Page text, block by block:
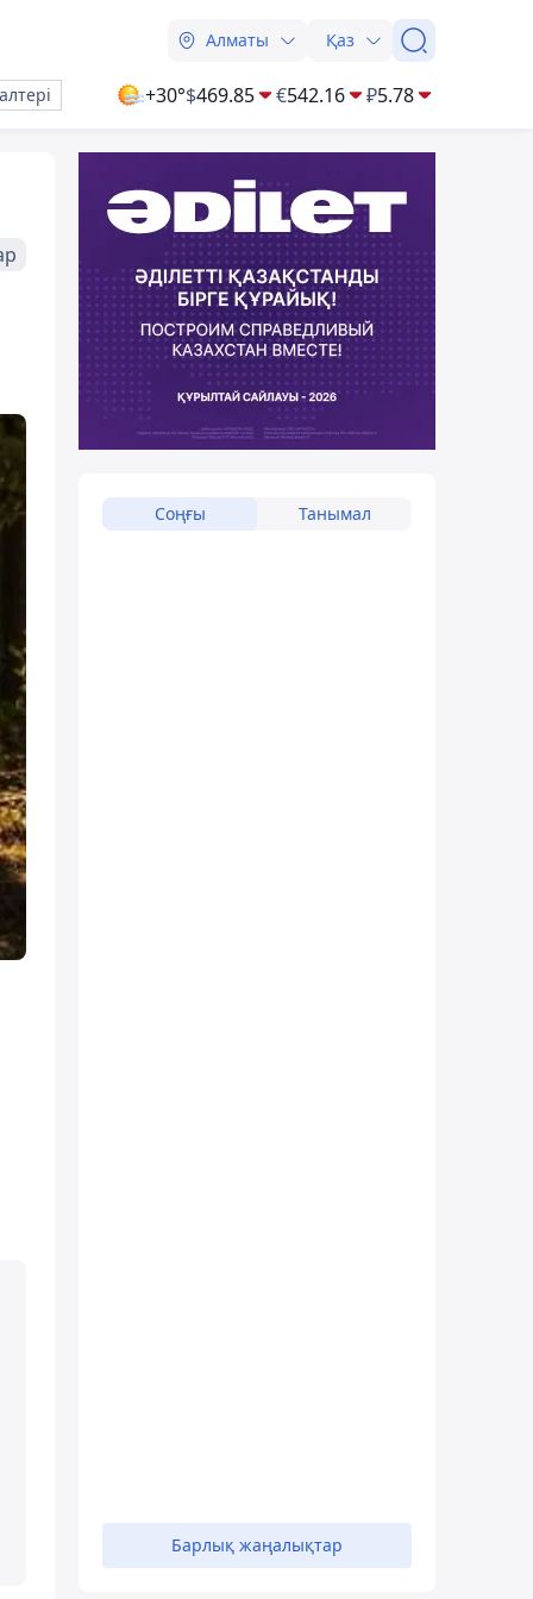
Алматы Қаз
+30°$469.85 €542.16 ₽5.78
Соңғы Танымал
Барлық жаңалықтар